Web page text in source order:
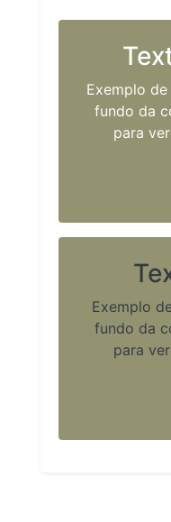
Exemplo
fundo da
para
Exemplo
fundo da
para